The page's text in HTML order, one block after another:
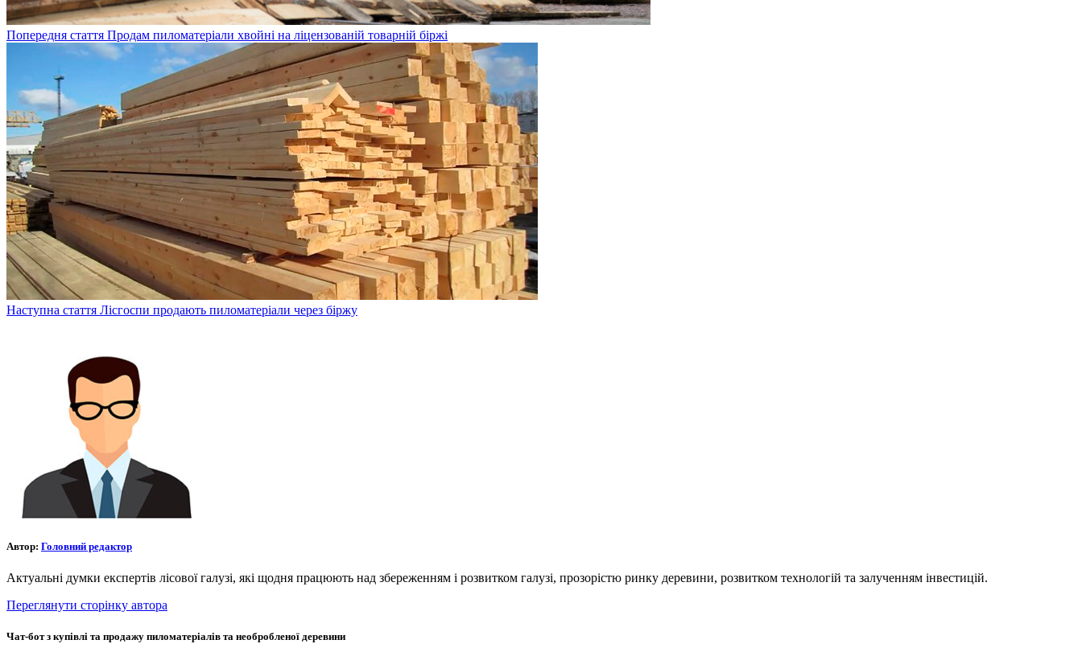
Попередня стаття Продам пиломатеріали хвойні на ліцензованій товарній біржі
Наступна стаття Лісгоспи продають пиломатеріали через біржу
Автор: Головний редактор
Актуальні думки експертів лісової галузі, які щодня працюють над збереженням і розвитком галузі, прозорістю ринку деревини, розвитком технологій та залученням інвестицій.
Переглянути сторінку автора
Чат-бот з купівлі та продажу пиломатеріалів та необробленої деревини